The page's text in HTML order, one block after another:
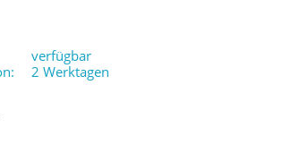
verfügbar
2 Werktagen